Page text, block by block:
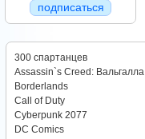
подписаться
300 спартанцев
Assassin`s Creed: Вальгалла
Borderlands
Call of Duty
Cyberpunk 2077
DC Comics